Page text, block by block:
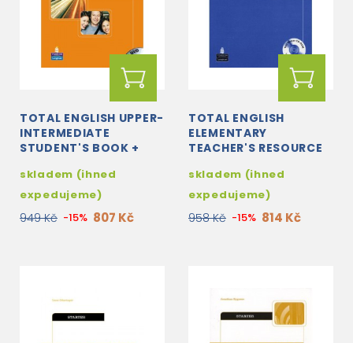
TOTAL ENGLISH UPPER-
INTERMEDIATE
STUDENT'S BOOK +
skladem (ihned
expedujeme)
949 Kč -15% 807 Kč
TOTAL ENGLISH
ELEMENTARY
TEACHER'S RESOURCE
MASTER CD-ROM
skladem (ihned
expedujeme)
958 Kč -15% 814 Kč